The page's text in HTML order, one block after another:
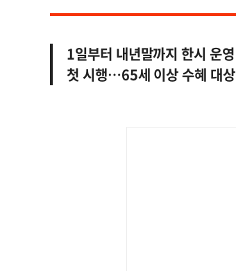
1일부터 내년말까지 한시 운영
첫 시행…65세 이상 수혜 대상